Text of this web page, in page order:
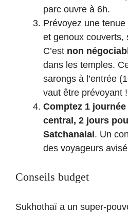
parc ouvre à 6h.
Prévoyez une
et genoux couverts,
C’est non
dans les temples.
sarongs à l’entrée
vaut être prévoyant !
Comptez 1
central, 2 jours
Satchanalai. Un
des voyageurs
Conseils budget
Sukhothaï a un super-